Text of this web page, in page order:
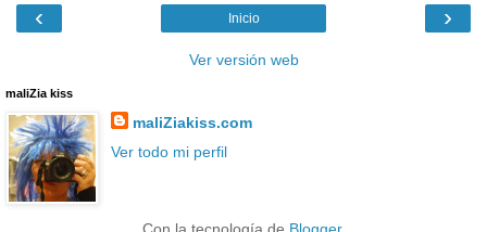
‹ ›
Inicio
Ver versión web
maliZia kiss
maliZiakiss.com
Ver todo mi perfil
Con la tecnología de Blogger.